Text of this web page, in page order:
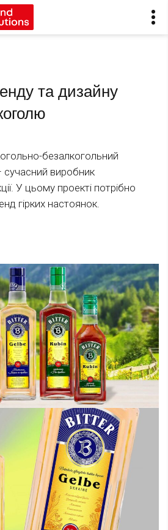
та дизайну
безалкогольний
сучасний виробник
У цьому проекті потрібно
гірких настоянок.